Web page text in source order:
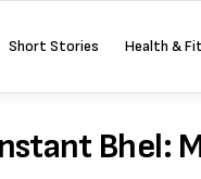
Short Stories Health &
Bhel: